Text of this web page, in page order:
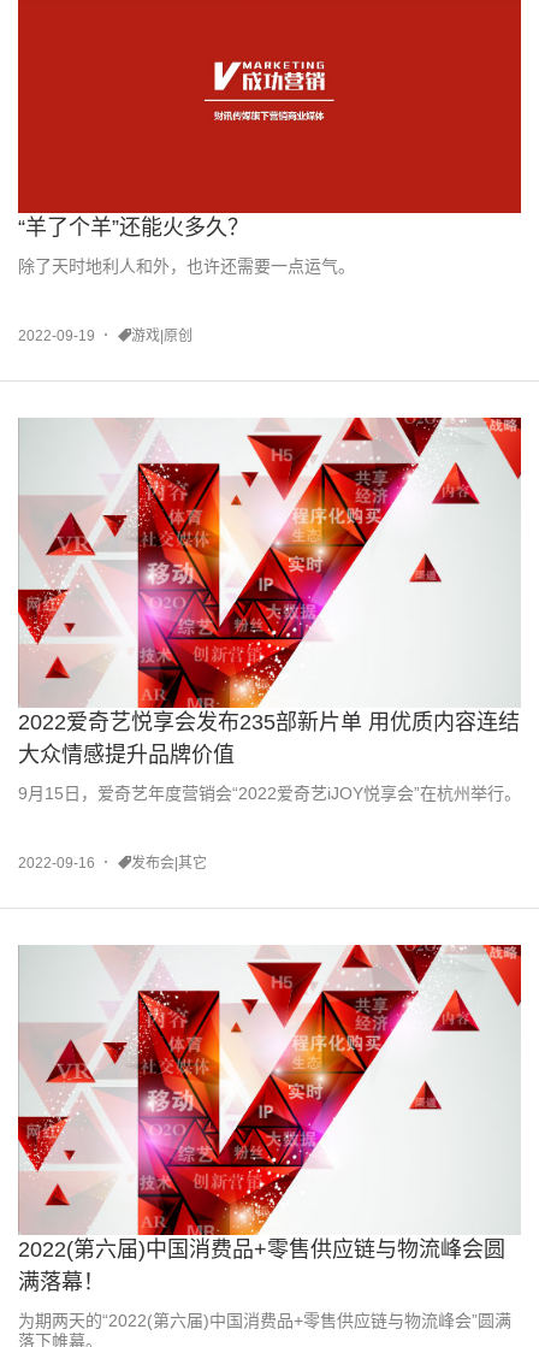
“羊了个羊”还能火多久？
除了天时地利人和外，也许还需要一点运气。
2022-09-19 游戏|原创
2022爱奇艺悦享会发布235部新片单 用优质内容连结
大众情感提升品牌价值
9月15日，爱奇艺年度营销会“2022爱奇艺iJOY悦享会”在杭州举行。
2022-09-16 发布会|其它
2022(第六届)中国消费品+零售供应链与物流峰会圆
满落幕！
为期两天的“2022(第六届)中国消费品+零售供应链与物流峰会”圆满
落下帷幕。